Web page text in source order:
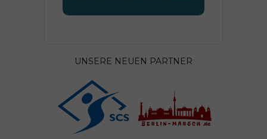
UNSERE NEUEN PARTNER